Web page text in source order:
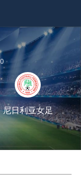
尼日利亚女足